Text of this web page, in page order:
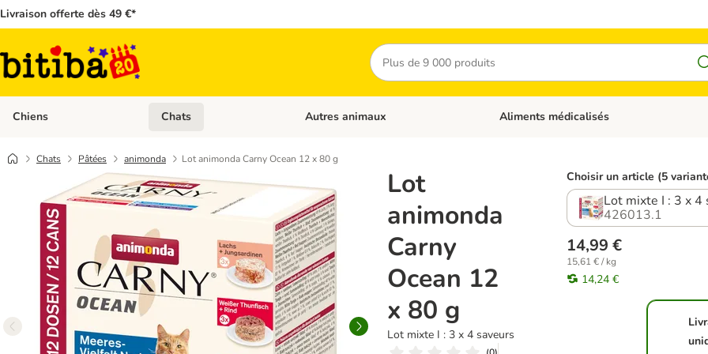
Livraison offerte dès 49 €*
Rechercher
Chiens Dérouler les catégories: Chiens
Chats Dérouler les catégories: Chats
Autres animaux Dérouler les catégories: Autres animaux
Aliments médicalisés
Chats Pâtées animonda Lot animonda Carny Ocean 12 x 80 g
Lot
animonda
Carny
Ocean 12
x 80 g
Lot mixte I : 3 x 4 saveurs
Choisir un article (5
Lot mixte I : 3 x 4
426013.1
14,99 €
15,61 € / kg
14,24 €